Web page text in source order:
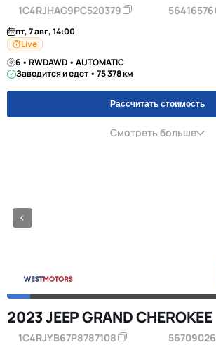
1C4RJHAG9PC520379 56416576
пт, 7 авг, 14:00
Live
6 • RWDAWD • AUTOMATIC
Заводится и едет • 75 378 км
Рассчитать стоимость
Смотреть больше
2023 JEEP GRAND CHEROKEE
1C4RJYB67P8787108 56709026